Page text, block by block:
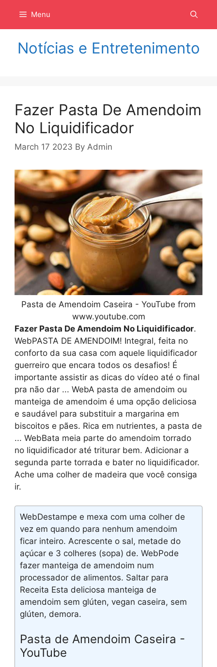
isi
Menu
Notícias e Entretenimento
Fazer Pasta De Amendoim
No Liquidificador
March 17 2023 By Admin
Pasta de Amendoim Caseira - YouTube from
www.youtube.com
Fazer Pasta De Amendoim No Liquidificador.
WebPASTA DE AMENDOIM! Integral, feita no
conforto da sua casa com aquele liquidificador
guerreiro que encara todos os desafios! É
importante assistir as dicas do vídeo até o final
pra não dar ... WebA pasta de amendoim ou
manteiga de amendoim é uma opção deliciosa
e saudável para substituir a margarina em
biscoitos e pães. Rica em nutrientes, a pasta de
... WebBata meia parte do amendoim torrado
no liquidificador até triturar bem. Adicionar a
segunda parte torrada e bater no liquidificador.
Ache uma colher de madeira que você consiga
ir.
WebDestampe e mexa com uma colher de
vez em quando para nenhum amendoim
ficar inteiro. Acrescente o sal, metade do
açúcar e 3 colheres (sopa) de. WebPode
fazer manteiga de amendoim num
processador de alimentos. Saltar para
Receita Esta deliciosa manteiga de
amendoim sem glúten, vegan caseira, sem
glúten, demora.
Pasta de Amendoim Caseira -
YouTube